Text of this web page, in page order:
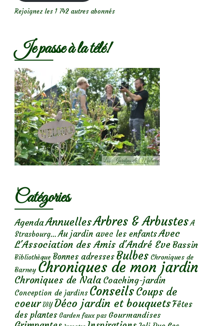
Rejoignez les 1 742 autres abonnés
Je passe à la télé!
Catégories
AgendaAnnuellesArbres & Arbustes A
Strasbourg... Au jardin avec les enfantsAvec
L'Association des Amis d'André Eve Bassin
Bibliothèque Bonnes adresses Bulbes Chroniques de
Barney Chroniques de mon jardin
Chroniques de Nala Coaching-jardin
Conception de jardins ConseilsCoups de
coeur DIY Déco jardin et bouquetsFêtes
des plantes Garden faux pas Gourmandises